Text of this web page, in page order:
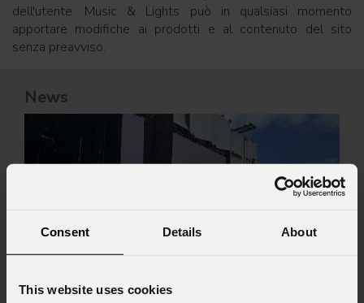
Consent Details About
This website uses cookies
dell'utente. Music & Lights può in qualsiasi momento
apportare modifiche ai prodotti e al contenuto del sito
senza preavviso.
News